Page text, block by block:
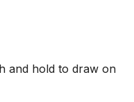
and hold to draw on